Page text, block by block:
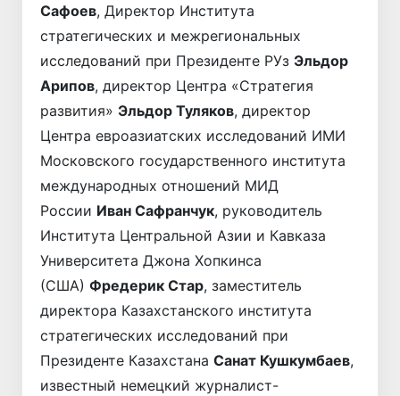
Сафоев, Директор Института
стратегических и межрегиональных
исследований при Президенте РУз Эльдор
Арипов, директор Центра «Стратегия
развития» Эльдор Туляков, директор
Центра евроазиатских исследований ИМИ
Московского государственного института
международных отношений МИД
России Иван Сафранчук, руководитель
Института Центральной Азии и Кавказа
Университета Джона Хопкинса
(США) Фредерик Стар, заместитель
директора Казахстанского института
стратегических исследований при
Президенте Казахстана Санат Кушкумбаев,
известный немецкий журналист-